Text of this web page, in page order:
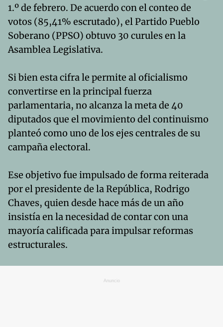
1.º de febrero. De acuerdo con el conteo de
votos (85,41% escrutado), el Partido Pueblo
Soberano (PPSO) obtuvo 30 curules en la
Asamblea Legislativa.
Si bien esta cifra le permite al oficialismo
convertirse en la principal fuerza
parlamentaria, no alcanza la meta de 40
diputados que el movimiento del continuismo
planteó como uno de los ejes centrales de su
campaña electoral.
Ese objetivo fue impulsado de forma reiterada
por el presidente de la República, Rodrigo
Chaves, quien desde hace más de un año
insistía en la necesidad de contar con una
mayoría calificada para impulsar reformas
estructurales.
Anuncio